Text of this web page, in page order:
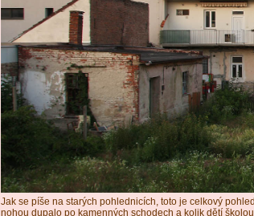
Jak se píše na starých pohlednicích, toto je celkový
nohou dupalo po kamenných schodech a kolik dětí